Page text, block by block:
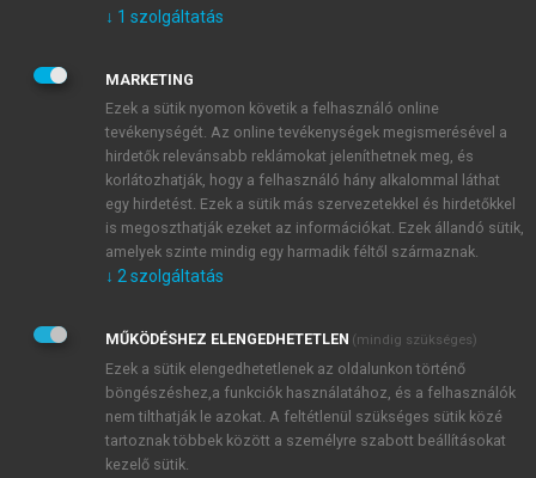
JELSZÓ
JELSZÓ ÚJRA
Kérek értesítést a MeRSZ újdonságairól, akcióiról.
Kérek értesítést az Akadémiai Kiadó Zrt. újdonságairól,
Adatkezelési tájékoztatóbanfoglaltakat tudomásul
veszem és elfogadom.
Általános vásárlási feltételeket, valamint a szotar.netés a
mersz.huoldalak licencszerződéseiben foglaltakat
tudomásul veszem és elfogadom.
↓ 1 szolgáltatás
MARKETING
Ezek a sütik nyomon követik a felhasználó online
tevékenységét. Az online tevékenységek megismerésével a
hirdetők relevánsabb reklámokat jeleníthetnek meg, és
korlátozhatják, hogy a felhasználó hány alkalommal láthat
egy hirdetést. Ezek a sütik más szervezetekkel és hirdetőkkel
is megoszthatják ezeket az információkat. Ezek állandó sütik,
amelyek szinte mindig egy harmadik féltől származnak.
↓ 2 szolgáltatás
MŰKÖDÉSHEZ ELENGEDHETETLEN (mindig szükséges)
Ezek a sütik elengedhetetlenek az oldalunkon történő
böngészéshez,a funkciók használatához, és a felhasználók
nem tilthatják le azokat. A feltétlenül szükséges sütik közé
tartoznak többek között a személyre szabott beállításokat
kezelő sütik.